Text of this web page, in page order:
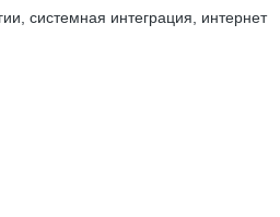
системная интеграция, интернет